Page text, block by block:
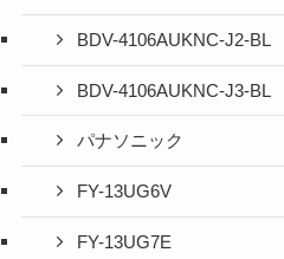
BDV-4106AUKNC-J2-BL
BDV-4106AUKNC-J3-BL
パナソニック
FY-13UG6V
FY-13UG7E